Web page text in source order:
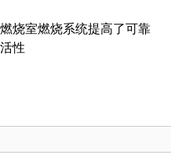
烧室燃烧系统提高了可靠
性
排放，提高了发动机效率
速、空燃比控制和发动机